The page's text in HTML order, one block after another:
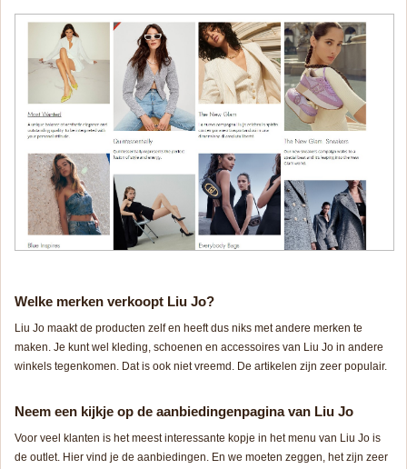
Welke merken verkoopt Liu Jo?
Liu Jo maakt de producten zelf en heeft dus niks met andere merken te
maken. Je kunt wel kleding, schoenen en accessoires van Liu Jo in andere
winkels tegenkomen. Dat is ook niet vreemd. De artikelen zijn zeer populair.
Neem een kijkje op de aanbiedingenpagina van Liu Jo
Voor veel klanten is het meest interessante kopje in het menu van Liu Jo is
de outlet. Hier vind je de aanbiedingen. En we moeten zeggen, het zijn zeer